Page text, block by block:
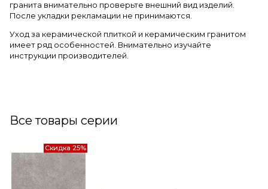
гранита внимательно проверьте внешний вид изделий.
После укладки рекламации не принимаются.
Уход за керамической плиткой и керамическим гранитом
имеет ряд особенностей. Внимательно изучайте
инструкции производителей.
Все товары серии
Скидка 25%